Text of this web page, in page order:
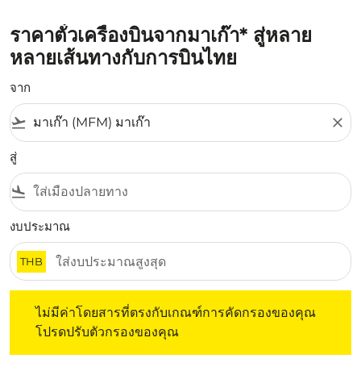
ราคาตั๋วเครื่องบินจากมาเก๊า* สู่หลาย
หลายเส้นทางกับการบินไทย
จาก
flight_takeoff close
สู่
flight_land
งบประมาณ
THB
ไม่มีค่าโดยสารที่ตรงกับเกณฑ์การคัดกรองของคุณ
โปรดปรับตัวกรองของคุณ